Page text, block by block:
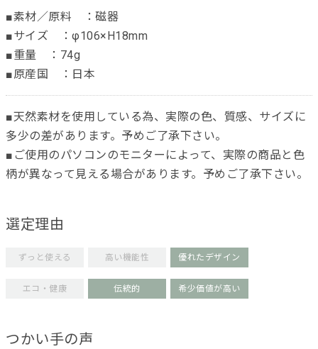
■素材／原料 ：磁器
■サイズ ：φ106×H18mm
■重量 ：74g
■原産国 ：日本
■天然素材を使用している為、実際の色、質感、サイズに
多少の差があります。予めご了承下さい。
■ご使用のパソコンのモニターによって、実際の商品と色
柄が異なって見える場合があります。予めご了承下さい。
選定理由
ずっと使える 高い機能性 優れたデザイン
エコ・健康 伝統的 希少価値が高い
つかい手の声